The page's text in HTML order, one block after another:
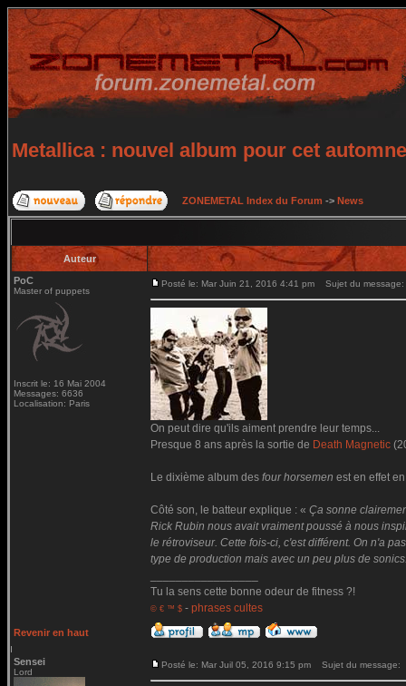
Metallica : nouvel album pour cet automne
ZONEMETAL Index du Forum -> News
Auteur
PoC
Master of puppets
Inscrit le: 16 Mai 2004
Messages: 6636
Localisation: Paris
Posté le: Mar Juin 21, 2016 4:41 pm Sujet du message:
On peut dire qu'ils aiment prendre leur temps...
Presque 8 ans après la sortie de Death Magnetic
Le dixième album des four horsemen est en effet
Côté son, le batteur explique : « Ça sonne
Rick Rubin nous avait vraiment poussé à nous
le rétroviseur. Cette fois-ci, c'est différent. On n'a
type de production mais avec un peu plus de
Tu la sens cette bonne odeur de fitness ?!
© € ™ $ - phrases cultes
Revenir en haut
Sensei
Lord
Posté le: Mar Juil 05, 2016 9:15 pm Sujet du message: